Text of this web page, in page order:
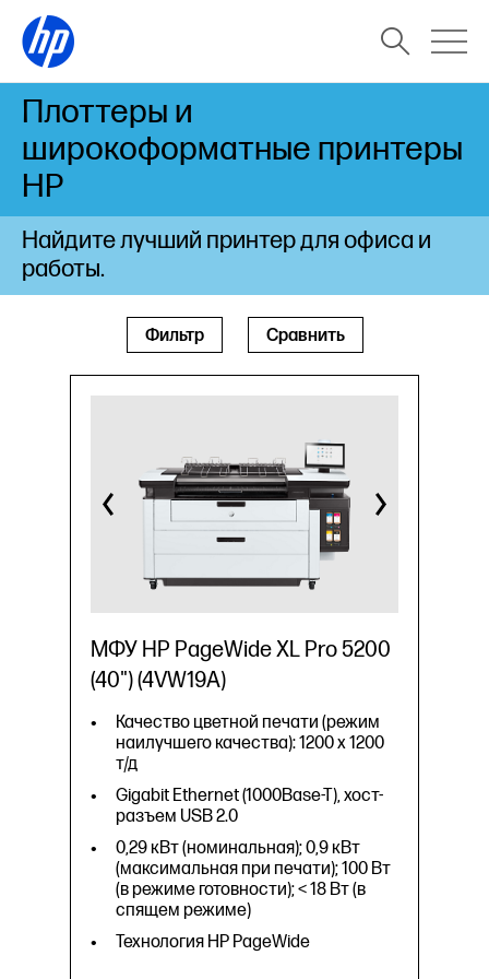
Плоттеры и
широкоформатные принтеры
HP
Найдите лучший принтер для офиса и
работы.
Фильтр Сравнить
МФУ HP PageWide XL Pro 5200
(40") (4VW19A)
Качество цветной печати (режим
наилучшего качества): 1200 x 1200
т/д
Gigabit Ethernet (1000Base-T), хост-
разъем USB 2.0
0,29 кВт (номинальная); 0,9 кВт
(максимальная при печати); 100 Вт
(в режиме готовности); < 18 Вт (в
спящем режиме)
Технология HP PageWide